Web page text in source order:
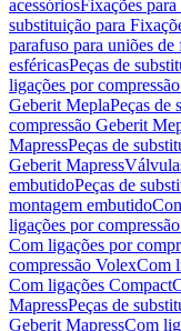
acessóriosFixações
substituição para
parafuso para uniões de
esféricasPeças de
ligações por
Geberit MeplaPeças de
compressão Geberit
MapressPeças de
Geberit Mapress
embutidoPeças de
montagem embutido
ligações por
Com ligações por
compressão VolexCom
Com ligações Compact
MapressPeças de
Geberit MapressCom